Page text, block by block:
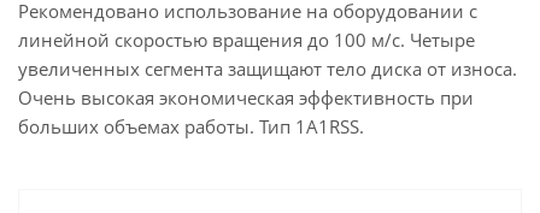
Рекомендовано использование на оборудовании с
линейной скоростью вращения до 100 м/с. Четыре
увеличенных сегмента защищают тело диска от износа.
Очень высокая экономическая эффективность при
больших объемах работы. Тип 1A1RSS.